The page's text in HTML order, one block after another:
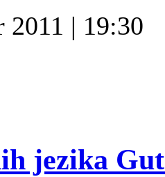
2011 | 19:30
jezika